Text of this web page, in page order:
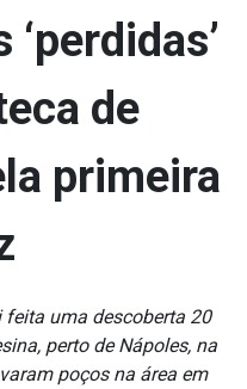
de
primeira
feita uma descoberta 20
perto de Nápoles, na
poços na área em